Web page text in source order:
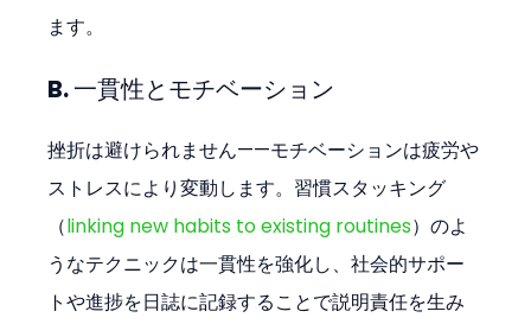
ます。
B. 一貫性とモチベーション
挫折は避けられません——モチベーションは疲労や
ストレスにより変動します。習慣スタッキング
（linking new habits to existing routines）のよ
うなテクニックは一貫性を強化し、社会的サポー
トや進捗を日誌に記録することで説明責任を生み